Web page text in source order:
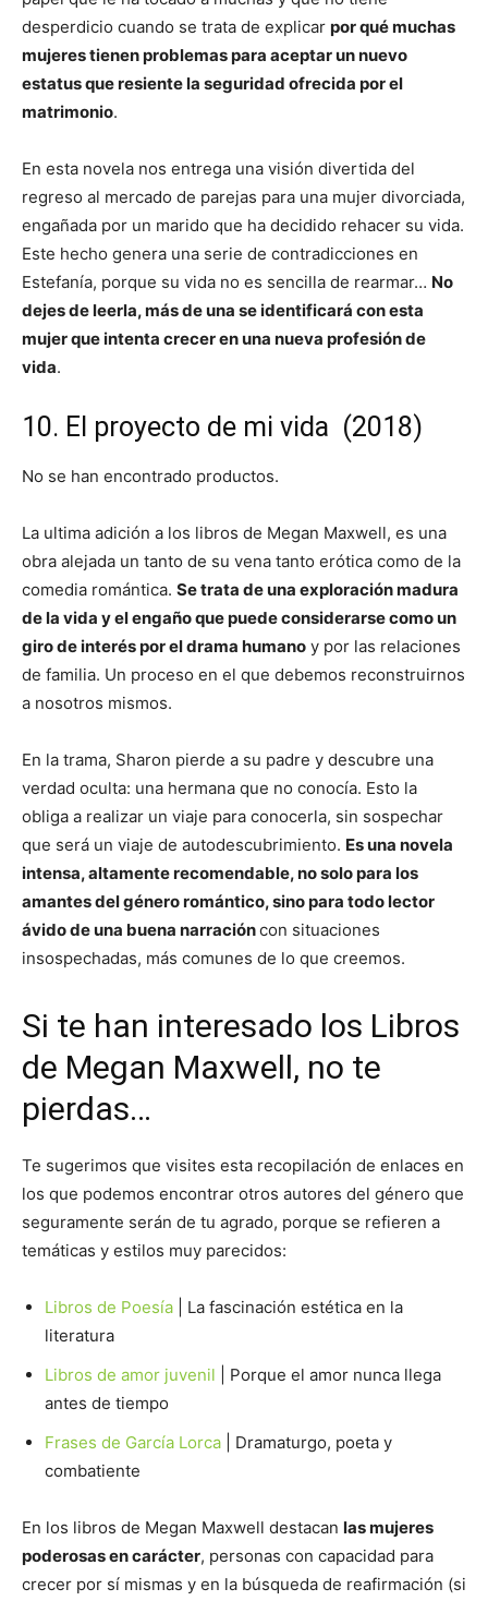
desperdicio cuando se trata de explicar por qué muchas
mujeres tienen problemas para aceptar un nuevo
estatus que resiente la seguridad ofrecida por el
matrimonio.
En esta novela nos entrega una visión divertida del
regreso al mercado de parejas para una mujer divorciada,
engañada por un marido que ha decidido rehacer su vida.
Este hecho genera una serie de contradicciones en
Estefanía, porque su vida no es sencilla de rearmar… No
dejes de leerla, más de una se identificará con esta
mujer que intenta crecer en una nueva profesión de
vida.
10. El proyecto de mi vida (2018)
No se han encontrado productos.
La ultima adición a los libros de Megan Maxwell, es una
obra alejada un tanto de su vena tanto erótica como de la
comedia romántica. Se trata de una exploración madura
de la vida y el engaño que puede considerarse como un
giro de interés por el drama humano y por las relaciones
de familia. Un proceso en el que debemos reconstruirnos
a nosotros mismos.
En la trama, Sharon pierde a su padre y descubre una
verdad oculta: una hermana que no conocía. Esto la
obliga a realizar un viaje para conocerla, sin sospechar
que será un viaje de autodescubrimiento. Es una novela
intensa, altamente recomendable, no solo para los
amantes del género romántico, sino para todo lector
ávido de una buena narracióncon situaciones
insospechadas, más comunes de lo que creemos.
Si te han interesado los Libros
de Megan Maxwell, no te
pierdas…
Te sugerimos que visites esta recopilación de enlaces en
los que podemos encontrar otros autores del género que
seguramente serán de tu agrado, porque se refieren a
temáticas y estilos muy parecidos:
Libros de Poesía | La fascinación estética en la
literatura
Libros de amor juvenil | Porque el amor nunca llega
antes de tiempo
Frases de García Lorca | Dramaturgo, poeta y
combatiente
En los libros de Megan Maxwell destacan las mujeres
poderosas en carácter, personas con capacidad para
crecer por sí mismas y en la búsqueda de reafirmación (si